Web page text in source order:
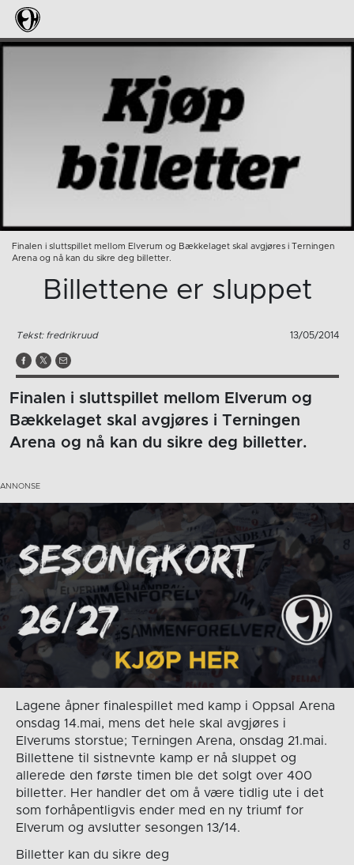
Finalen i sluttspillet mellom Elverum og Bækkelaget skal avgjøres i Terningen
Arena og nå kan du sikre deg billetter.
Billettene er sluppet
Tekst: fredrikruud 13/05/2014
Finalen i sluttspillet mellom Elverum og
Bækkelaget skal avgjøres i Terningen
Arena og nå kan du sikre deg billetter.
Lagene åpner finalespillet med kamp i Oppsal Arena
onsdag 14.mai, mens det hele skal avgjøres i
Elverums storstue; Terningen Arena, onsdag 21.mai.
Billettene til sistnevnte kamp er nå sluppet og
allerede den første timen ble det solgt over 400
billetter. Her handler det om å være tidlig ute i det
som forhåpentligvis ender med en ny triumf for
Elverum og avslutter sesongen 13/14.
Billetter kan du sikre deg